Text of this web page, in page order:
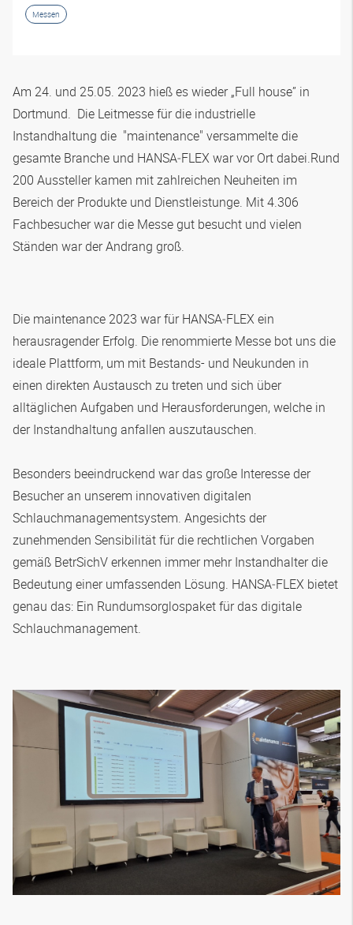
Messen
Am 24. und 25.05. 2023 hieß es wieder „Full house” in
Dortmund. Die Leitmesse für die industrielle
Instandhaltung die "maintenance" versammelte die
gesamte Branche und HANSA‑FLEX war vor Ort dabei.Rund
200 Aussteller kamen mit zahlreichen Neuheiten im
Bereich der Produkte und Dienstleistunge. Mit 4.306
Fachbesucher war die Messe gut besucht und vielen
Ständen war der Andrang groß.
Die maintenance 2023 war fürHANSA‑FLEX ein
herausragender Erfolg. Die renommierte Messe bot uns die
ideale Plattform, um mit Bestands- und Neukunden in
einen direkten Austausch zu treten und sich über
alltäglichen Aufgaben und Herausforderungen, welche in
der Instandhaltung anfallen auszutauschen.
Besonders beeindruckend war das große Interesse der
Besucher an unserem innovativen digitalen
Schlauchmanagementsystem. Angesichts der
zunehmenden Sensibilität für die rechtlichen Vorgaben
gemäß BetrSichV erkennen immer mehr Instandhalter die
Bedeutung einer umfassenden Lösung. HANSA‑FLEX bietet
genau das: Ein Rundumsorglospaket für das digitale
Schlauchmanagement.